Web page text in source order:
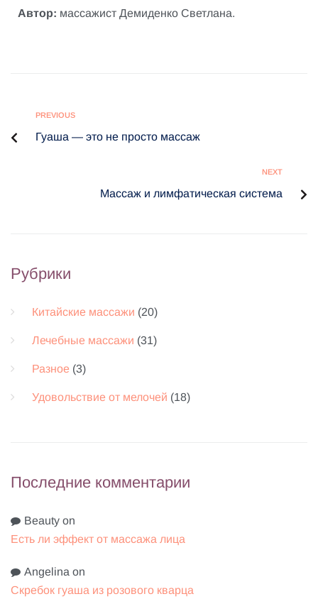
Автор: массажист Демиденко Светлана.
PREVIOUS
Гуаша — это не просто массаж
NEXT
Массаж и лимфатическая система
Рубрики
Китайские массажи (20)
Лечебные массажи (31)
Разное (3)
Удовольствие от мелочей (18)
Последние комментарии
Beauty on
Есть ли эффект от массажа лица
Angelina on
Скребок гуаша из розового кварца